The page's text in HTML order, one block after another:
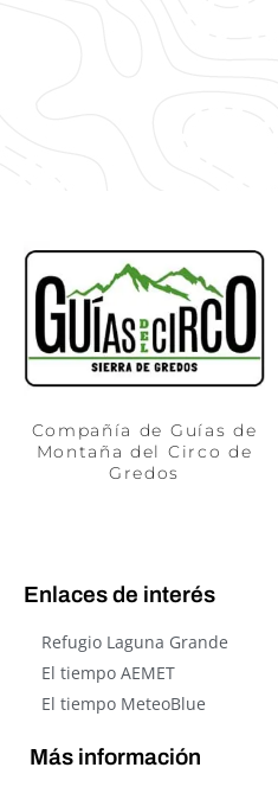
Compañía de Guías de
Montaña del Circo de
Gredos
Enlaces de interés
Refugio Laguna Grande
El tiempo AEMET
El tiempo MeteoBlue
Más información